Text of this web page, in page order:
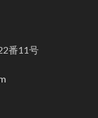
番11号